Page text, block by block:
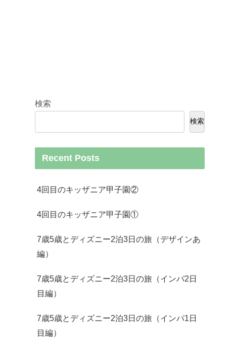
検索
検索
Recent Posts
4回目のキッザニア甲子園②
4回目のキッザニア甲子園①
7歳5歳とディズニー2泊3日の旅（デザインあ
編）
7歳5歳とディズニー2泊3日の旅（インパ2日
目編）
7歳5歳とディズニー2泊3日の旅（インパ1日
目編）